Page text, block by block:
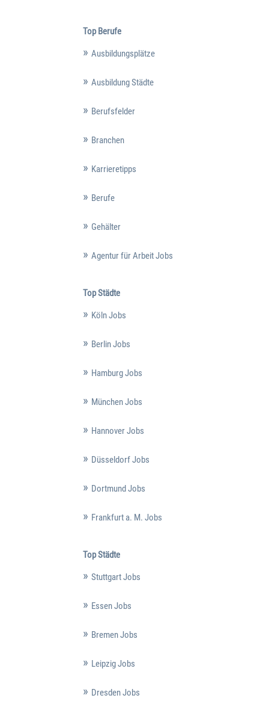
Top Berufe
Ausbildungsplätze
Ausbildung Städte
Berufsfelder
Branchen
Karrieretipps
Berufe
Gehälter
Agentur für Arbeit Jobs
Top Städte
Köln Jobs
Berlin Jobs
Hamburg Jobs
München Jobs
Hannover Jobs
Düsseldorf Jobs
Dortmund Jobs
Frankfurt a. M. Jobs
Top Städte
Stuttgart Jobs
Essen Jobs
Bremen Jobs
Leipzig Jobs
Dresden Jobs